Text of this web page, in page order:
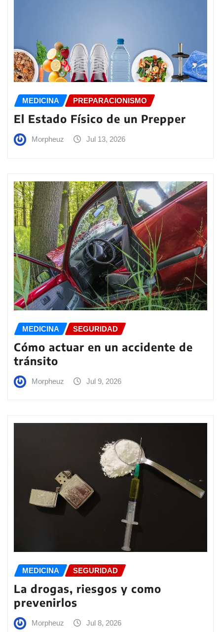
MEDICINA PREPARACIONISMO
El Estado Físico de un Prepper
Morpheuz Jul 13, 2026
MEDICINA SEGURIDAD
Cómo actuar en un accidente de
tránsito
Morpheuz Jul 9, 2026
MEDICINA SEGURIDAD
La drogas, riesgos y como
prevenirlos
Morpheuz Jul 8, 2026